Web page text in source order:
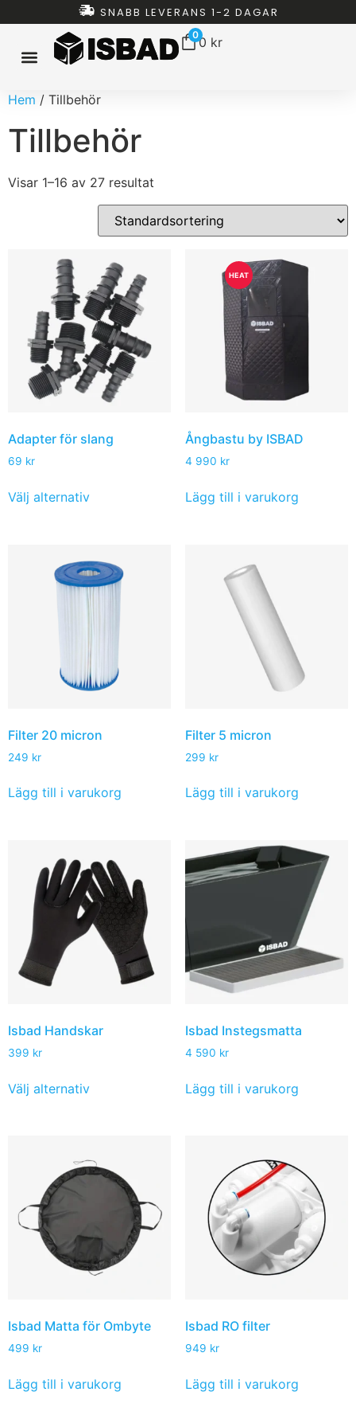
SNABB LEVERANS 1-2 DAGAR
00 kr
Hem / Tillbehör
Tillbehör
Visar 1–16 av 27 resultat
Adapter för slang
69 kr
Välj alternativ
HEAT
Ångbastu by ISBAD
4 990 kr
Lägg till i varukorg
Filter 20 micron
249 kr
Lägg till i varukorg
Filter 5 micron
299 kr
Lägg till i varukorg
Isbad Handskar
399 kr
Välj alternativ
Isbad Instegsmatta
4 590 kr
Lägg till i varukorg
Isbad Matta för Ombyte
499 kr
Lägg till i varukorg
Isbad RO filter
949 kr
Lägg till i varukorg